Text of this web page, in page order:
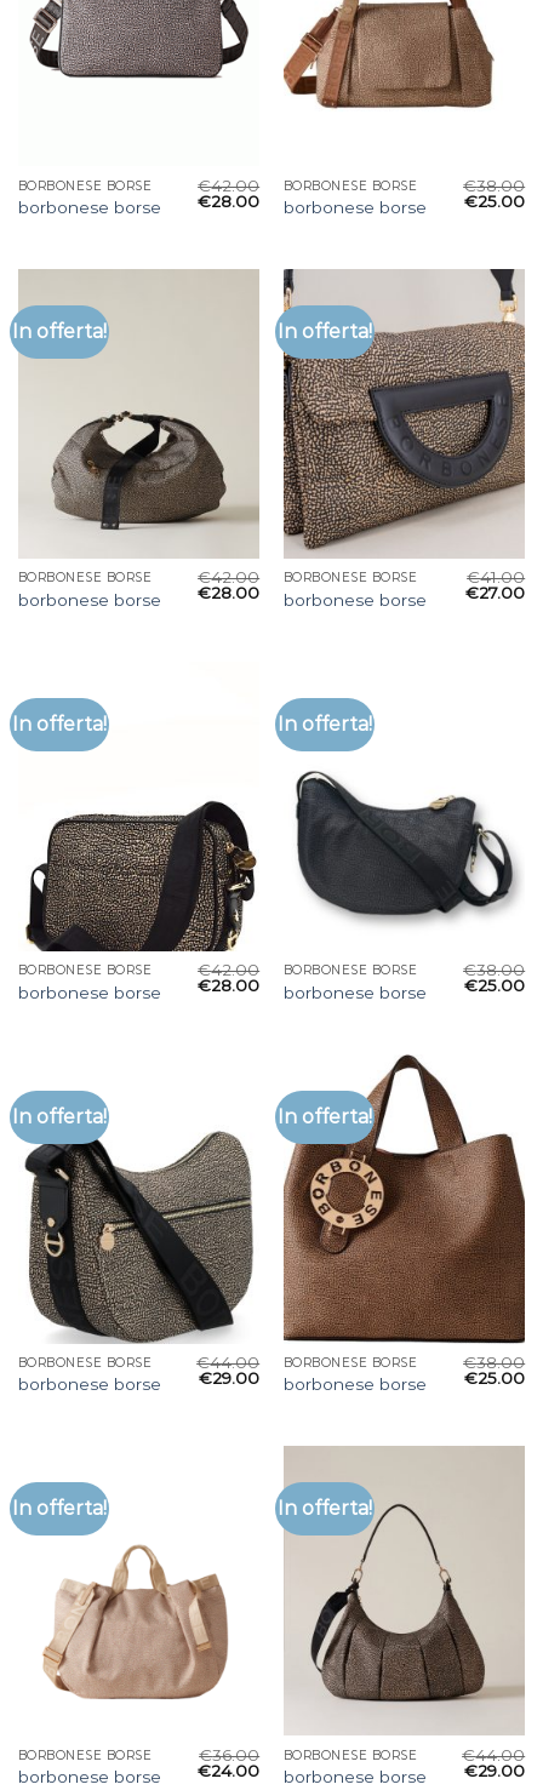
BORBONESE BORSE
borbonese borse
€42.00
€28.00
BORBONESE BORSE
borbonese borse
€38.00
€25.00
In offerta!
BORBONESE BORSE
borbonese borse
€42.00
€28.00
In offerta!
BORBONESE BORSE
borbonese borse
€41.00
€27.00
In offerta!
BORBONESE BORSE
borbonese borse
€42.00
€28.00
In offerta!
BORBONESE BORSE
borbonese borse
€38.00
€25.00
In offerta!
BORBONESE BORSE
borbonese borse
€44.00
€29.00
In offerta!
BORBONESE BORSE
borbonese borse
€38.00
€25.00
In offerta!
BORBONESE BORSE
borbonese borse
€36.00
€24.00
In offerta!
BORBONESE BORSE
borbonese borse
€44.00
€29.00